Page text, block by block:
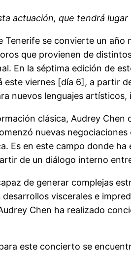
actuación, que tendrá
Tenerife se convierte un año
que provienen de
En la séptima edición de
este viernes [día 6], a partir
nuevos lenguajes
clásica, Audrey
nuevas
Es en este campo donde
de un diálogo interno
de generar complejas
desarrollos viscerales e
Chen ha realizado
este concierto se